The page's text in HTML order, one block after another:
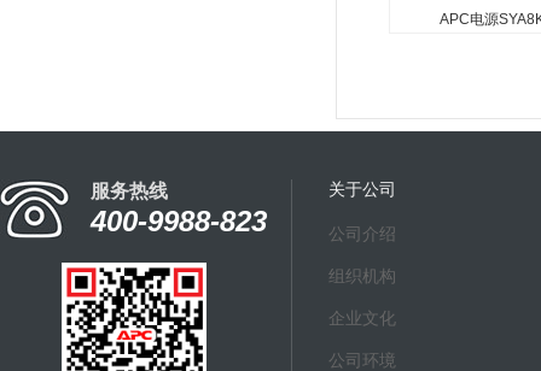
APC电源
服务热线
400-9988-823
关于公司
公司介绍
组织机构
企业文化
公司环境